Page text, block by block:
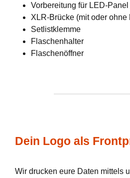
Vorbereitung für LED-
XLR-Brücke (mit oder ohne
Setlistklemme
Flaschenhalter
Flaschenöffner
Dein Logo als
Wir drucken eure Daten mittels